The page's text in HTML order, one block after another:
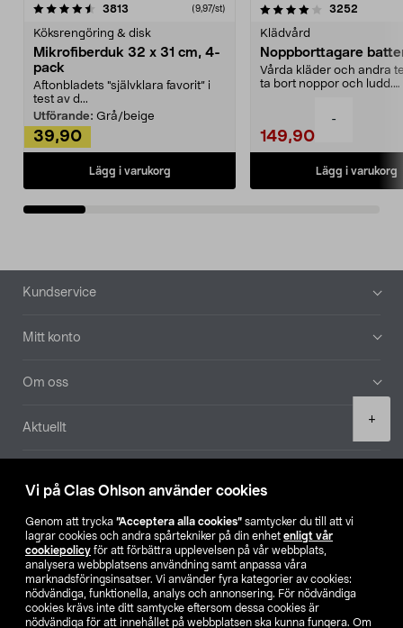
Vi på Clas Ohlson använder cookies
Genom att trycka ”Acceptera alla cookies” samtycker du till att vi
lagrar cookies och andra spårtekniker på din enhet enligt vår
cookiepolicy för att förbättra upplevelsen på vår webbplats,
analysera webbplatsens användning samt anpassa våra
marknadsföringsinsatser. Vi använder fyra kategorier av cookies:
nödvändiga, funktionella, analys och annonsering. För nödvändiga
cookies krävs inte ditt samtycke eftersom dessa cookies är
nödvändiga för att innehållet på webbplatsen ska kunna fungera. Om
-
+
3813 (9,97/st)
Köksrengöring & disk
Mikrofiberduk 32 x 31 cm, 4-
pack
Aftonbladets "självklara favorit” i
test av d...
Utförande: Grå/beige
39,90
Lägg i varukorg
4.0av 5 stjärnor 3252
Klädvård
Noppborttagare
Vårda kläder och andra
ta bort noppor och ludd.
149,90
Lägg i varukorg
4.5av 5 stjärnor
Sidfot
Kundservice
Mitt konto
Om oss
Aktuellt
Hitta butik
SE NO FI